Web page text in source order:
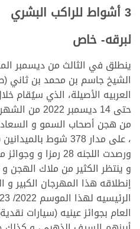
3 أشواط للراكب البشري
لبرقه- خاص
الشيخ جاسم بن محمد بن ثاني
حتى 14
من هجن أصحاب السمو و
، على مدار 378 شوط
ورصدت اللجنه 28 رمزا و وجوائز مليونية ضخمة للفائزين .
و ينتظر الكثير من ملاك
إنطلاقه هذا المهرجان الكبير